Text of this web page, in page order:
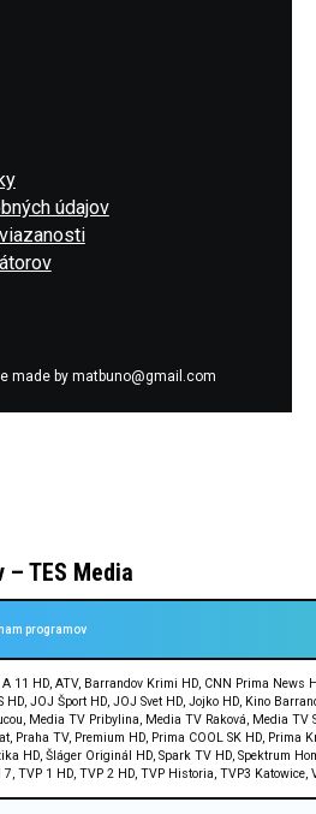
údajov
made by matbuno@gmail.com
TES Media
programov
A 11 HD, ATV, Barrandov Krimi HD, CNN Prima News
HD, JOJ Šport HD, JOJ Svet HD, Jojko HD, Kino
Media TV Pribylina, Media TV Raková, Media TV
Praha TV, Premium HD, Prima COOL SK HD, Prima
HD, Šláger Originál HD, Spark TV HD, Spektrum
7, TVP 1 HD, TVP 2 HD, TVP Historia, TVP3 Katowice,